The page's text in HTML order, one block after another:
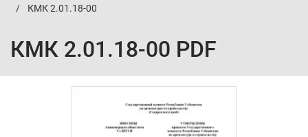
КМК 2.01.18-00
КМК 2.01.18-00 PDF